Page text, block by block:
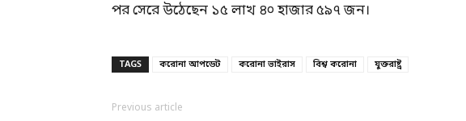
পর সেরে উঠেছেন ১৫ লাখ ৪০ হাজার ৫৯৭ জন।
TAGS করোনা আপডেট করোনা ভাইরাস বিশ্ব করোনা যুক্তরাষ্ট্র
Previous article